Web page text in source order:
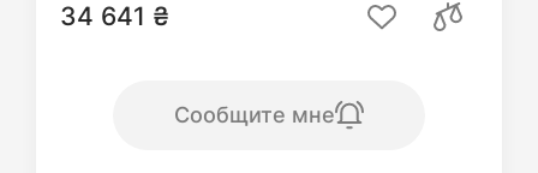
34 641 ₴
Сообщите мне